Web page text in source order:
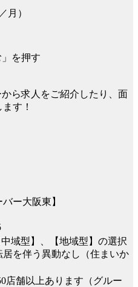
月）
」を押す
ら求人をご紹介したり、面
す！
ー大阪東】
域型】、【地域型】の選択
を伴う異動なし（住まいか
店舗以上あります（グルー